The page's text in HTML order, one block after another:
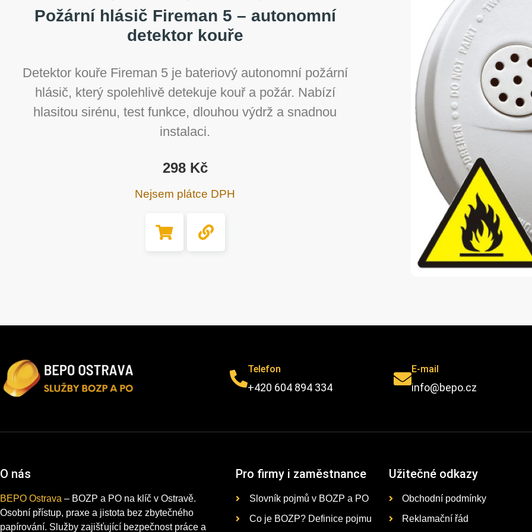
Požární hlásič Fireman 5 – autonomní
detektor kouře
Detektor kouře Fireman 5 je bateriový autonomní požární
hlásič, který spolehlivě detekuje kouř a požár. Nabízí
hlasitou sirénu, test funkce, dlouhou výdrž a snadnou
instalaci.
298 Kč
Nejsem plátce DPH
Telefon
+420 604 894 334
E-mail
info@bepo.cz
O nás
BEPO Ostrava – BOZP a PO na klíč v Ostravě.
Osobní přístup, praxe a jistota bez zbytečného
papírování. Služby zajišťující bezpečnost práce a
Pro firmy i zaměstnance
Slovník pojmů v BOZP a PO
Co je BOZP? Definice pojmu
Užitečné odkazy
Obchodní podmínky
Reklamační řád